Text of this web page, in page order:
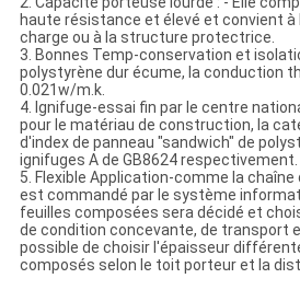
haute résistance et élevé et convient
charge ou à la structure protectrice.
3. Bonnes Temp-conservation et
polystyrène dur écume, la conduction
0.021w/m.k.
4. Ignifuge-essai fin par le centre
pour le matériau de construction, la
d'index de panneau "sandwich" de
ignifuges A de GB8624 respectivement.
5. Flexible Application-comme la
est commandé par le système
feuilles composées sera décidé et
de condition concevante, de transport
possible de choisir l'épaisseur
composés selon le toit porteur et la